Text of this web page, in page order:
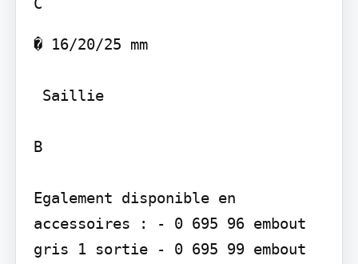
� 16/20/25 mm
B
Egalement disponible en
accessoires : - 0 695 96 embout
gris 1 sortie - 0 695 99 embout